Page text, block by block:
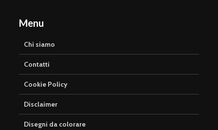
Menu
Chi siamo
Contatti
Cookie Policy
Disclaimer
Disegni da colorare